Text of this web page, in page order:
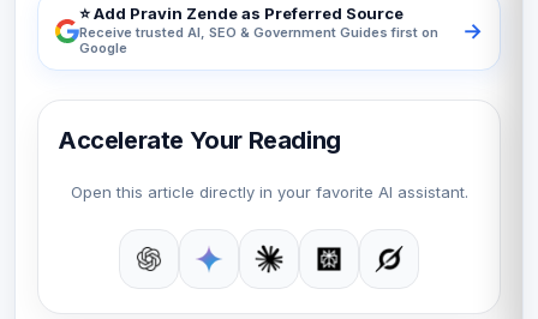
⭐ Add Pravin Zende as Preferred Source
Receive trusted AI, SEO & Government Guides first on
Google
→
Accelerate Your Reading
Open this article directly in your favorite AI assistant.